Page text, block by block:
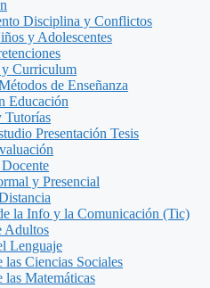
Disciplina y Conflictos
y Adolescentes
Curriculum
de Enseñanza
Educación
Tutorías
Presentación Tesis
y Presencial
la Info y la Comunicación (Tic)
Adultos
Lenguaje
las Ciencias Sociales
las Matemáticas